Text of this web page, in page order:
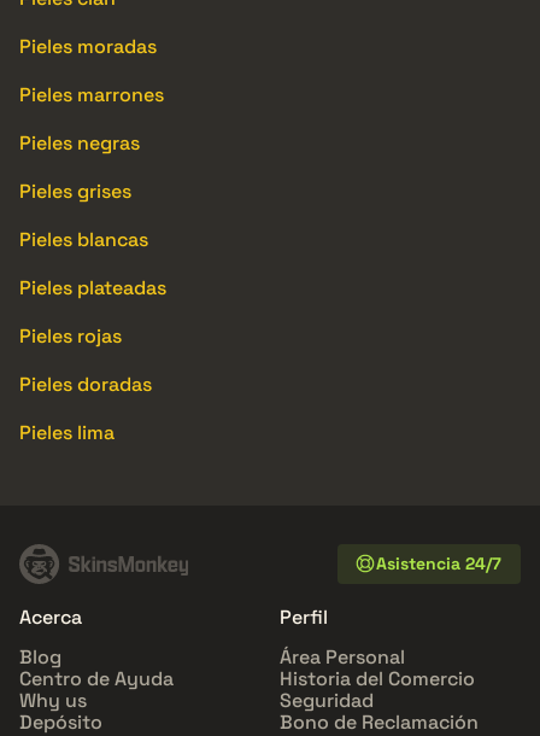
Pieles moradas
Pieles marrones
Pieles negras
Pieles grises
Pieles blancas
Pieles plateadas
Pieles rojas
Pieles doradas
Pieles lima
Asistencia 24/7
Acerca
Blog
Centro de Ayuda
Why us
Depósito
Perfil
Área Personal
Historia del Comercio
Seguridad
Bono de Reclamación